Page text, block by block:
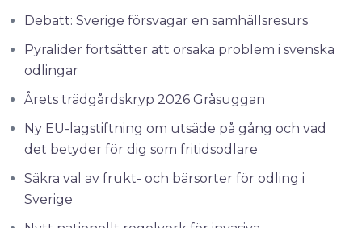
Debatt: Sverige försvagar en samhällsresurs
Pyralider fortsätter att orsaka problem i svenska
odlingar
Årets trädgårdskryp 2026 Gråsuggan
Ny EU-lagstiftning om utsäde på gång och vad
det betyder för dig som fritidsodlare
Säkra val av frukt- och bärsorter för odling i
Sverige